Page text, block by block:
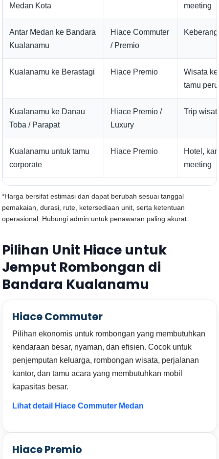
Medan Kota
meeting
Antar Medan ke Bandara
Kualanamu
Hiace Commuter
/ Premio
Kualanamu ke Berastagi Hiace Premio
Wisata
tamu
Kualanamu ke Danau
Toba / Parapat
Hiace Premio /
Luxury
Trip
Kualanamu untuk tamu
corporate
Hiace Premio
Hotel,
meeting
*Harga bersifat estimasi dan dapat berubah sesuai tanggal
pemakaian, durasi, rute, ketersediaan unit, serta ketentuan
operasional. Hubungi admin untuk penawaran paling akurat.
Pilihan Unit Hiace untuk
Jemput Rombongan di
Bandara Kualanamu
Hiace Commuter
Pilihan ekonomis untuk rombongan yang membutuhkan
kendaraan besar, nyaman, dan efisien. Cocok untuk
penjemputan keluarga, rombongan wisata, perjalanan
kantor, dan tamu acara yang membutuhkan mobil
kapasitas besar.
Lihat detail Hiace Commuter Medan
Hiace Premio